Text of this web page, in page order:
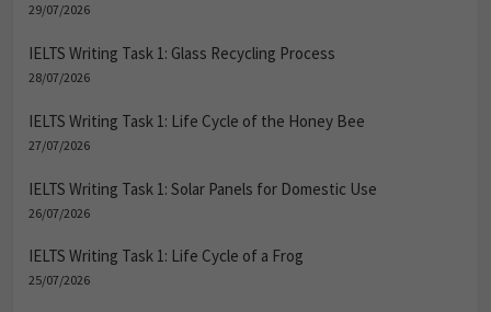
29/07/2026
IELTS Writing Task 1: Glass Recycling Process
28/07/2026
IELTS Writing Task 1: Life Cycle of the Honey Bee
27/07/2026
IELTS Writing Task 1: Solar Panels for Domestic Use
26/07/2026
IELTS Writing Task 1: Life Cycle of a Frog
25/07/2026